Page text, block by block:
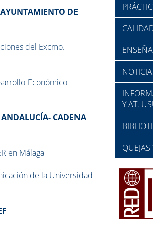
DE
del Excmo.
Económico-
CADENA
en Málaga
de la Universidad
Y AT.